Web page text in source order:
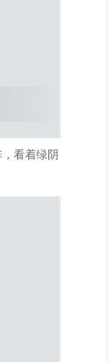
看着绿阴